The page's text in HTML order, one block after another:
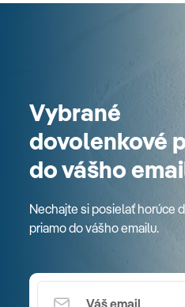
Vybrané
dovolenkové
do vášho
Nechajte si posielať horúce
priamo do vášho emailu.